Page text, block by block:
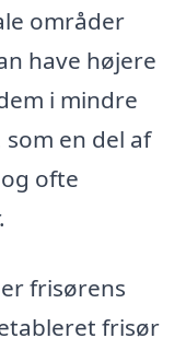
områder
have højere
i mindre
en del af
ofte
frisørens
frisør